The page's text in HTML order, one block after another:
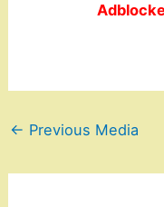
← Previous Media